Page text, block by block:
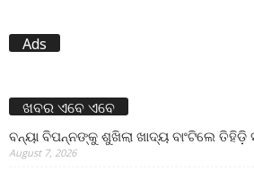
Ads
ଖବର ଏବେ ଏବେ
ବନ୍ୟା ବିପନ୍ନଙ୍କୁ ଶୁଖିଲା ଖାଦ୍ୟ ବାଂଟିଲେ
August 7, 2026